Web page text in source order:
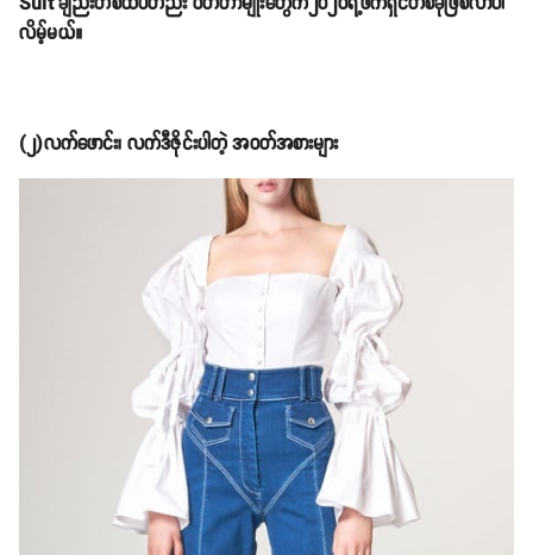
လိမ့်မယ်။
(၂)လက်ဖောင်း၊ လက်ဒီဇိုင်းပါတဲ့ အဝတ်အစားများ